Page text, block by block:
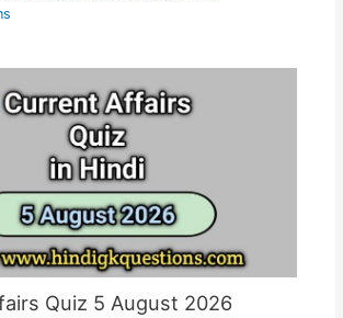
Quiz 5 August 2026